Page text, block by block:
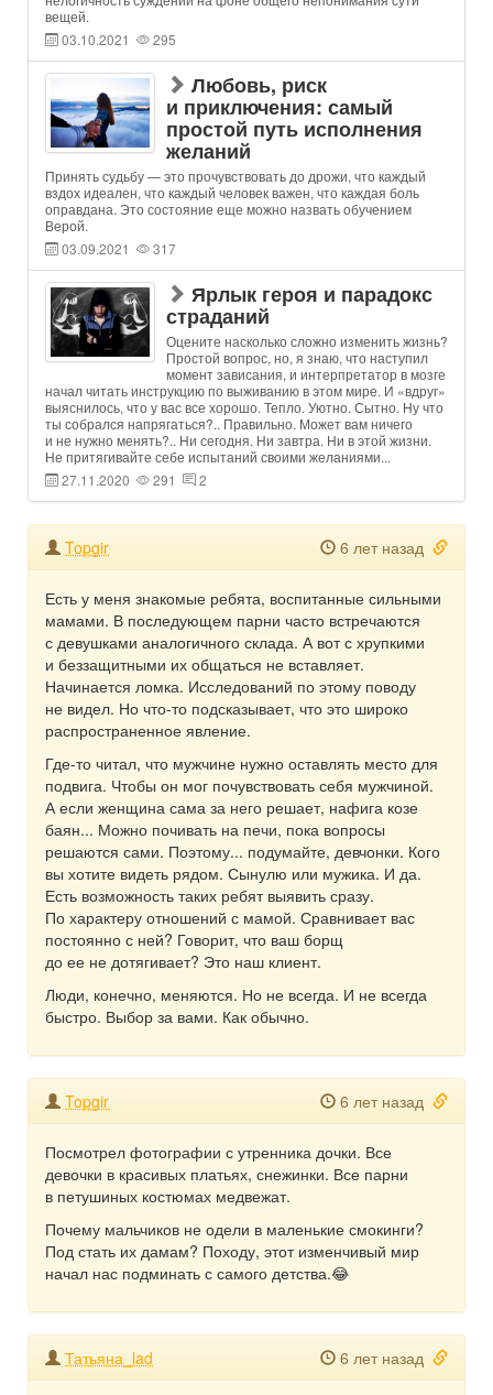
вещей.
03.10.2021
295
Любовь, риск
и приключения: самый
простой путь исполнения
желаний
Принять судьбу — это прочувствовать до дрожи, что каждый
вздох идеален, что каждый человек важен, что каждая боль
оправдана. Это состояние еще можно назвать обучением
Верой.
03.09.2021
317
Ярлык героя и парадокс
страданий
Оцените насколько сложно изменить жизнь?
Простой вопрос, но, я знаю, что наступил
момент зависания, и интерпретатор в мозге
начал читать инструкцию по выживанию в этом мире. И «вдруг»
выяснилось, что у вас все хорошо. Тепло. Уютно. Сытно. Ну что
ты собрался напрягаться?.. Правильно. Может вам ничего
и не нужно менять?.. Ни сегодня. Ни завтра. Ни в этой жизни.
Не притягивайте себе испытаний своими желаниями...
27.11.2020
291 2
Topgir 6 лет назад
Есть у меня знакомые ребята, воспитанные сильными
мамами. В последующем парни часто встречаются
с девушками аналогичного склада. А вот с хрупкими
и беззащитными их общаться не вставляет.
Начинается ломка. Исследований по этому поводу
не видел. Но что-то подсказывает, что это широко
распространенное явление.
Где-то читал, что мужчине нужно оставлять место для
подвига. Чтобы он мог почувствовать себя мужчиной.
А если женщина сама за него решает, нафига козе
баян... Можно почивать на печи, пока вопросы
решаются сами. Поэтому... подумайте, девчонки. Кого
вы хотите видеть рядом. Сынулю или мужика. И да.
Есть возможность таких ребят выявить сразу.
По характеру отношений с мамой. Сравнивает вас
постоянно с ней? Говорит, что ваш борщ
до ее не дотягивает? Это наш клиент.
Люди, конечно, меняются. Но не всегда. И не всегда
быстро. Выбор за вами. Как обычно.
Topgir 6 лет назад
Посмотрел фотографии с утренника дочки. Все
девочки в красивых платьях, снежинки. Все парни
в петушиных костюмах медвежат.
Почему мальчиков не одели в маленькие смокинги?
Под стать их дамам? Походу, этот изменчивый мир
начал нас подминать с самого детства.😂
Татьяна_lad 6 лет назад